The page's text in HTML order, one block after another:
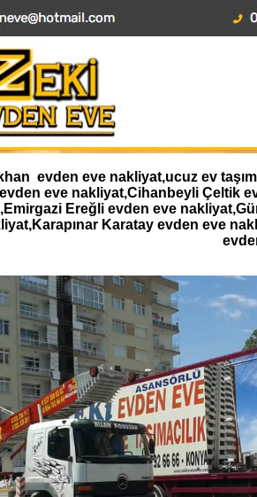
evden eve nakliyat,ucuz ev
evden eve nakliyat,Cihanbeyli Çeltik
Ereğli evden eve
Karatay evden eve